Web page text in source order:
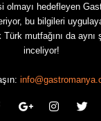
olmayı hedefleyen
bu bilgileri
mutfağını da aynı
inceliyor!